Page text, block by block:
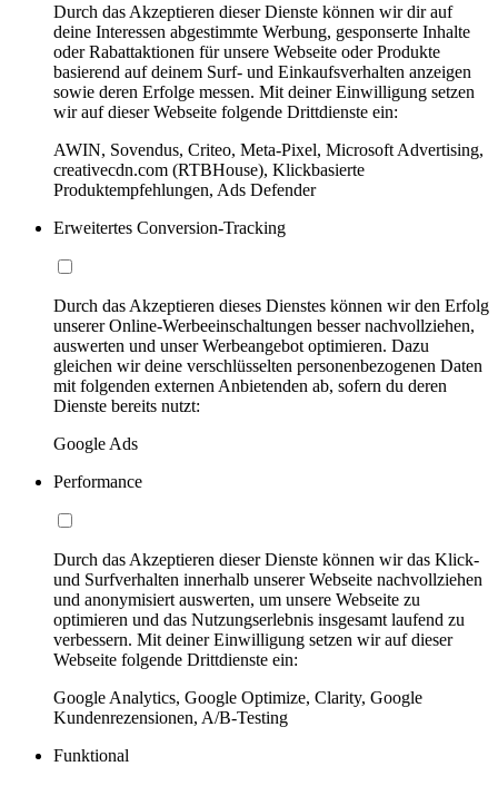
Durch das Akzeptieren dieser Dienste können wir dir auf
deine Interessen abgestimmte Werbung, gesponserte Inhalte
oder Rabattaktionen für unsere Webseite oder Produkte
basierend auf deinem Surf- und Einkaufsverhalten anzeigen
sowie deren Erfolge messen. Mit deiner Einwilligung setzen
wir auf dieser Webseite folgende Drittdienste ein:
AWIN, Sovendus, Criteo, Meta-Pixel, Microsoft Advertising,
creativecdn.com (RTBHouse), Klickbasierte
Produktempfehlungen, Ads Defender
Erweitertes Conversion-Tracking
Durch das Akzeptieren dieses Dienstes können wir den Erfolg
unserer Online-Werbeeinschaltungen besser nachvollziehen,
auswerten und unser Werbeangebot optimieren. Dazu
gleichen wir deine verschlüsselten personenbezogenen Daten
mit folgenden externen Anbietenden ab, sofern du deren
Dienste bereits nutzt:
Google Ads
Performance
Durch das Akzeptieren dieser Dienste können wir das Klick-
und Surfverhalten innerhalb unserer Webseite nachvollziehen
und anonymisiert auswerten, um unsere Webseite zu
optimieren und das Nutzungserlebnis insgesamt laufend zu
verbessern. Mit deiner Einwilligung setzen wir auf dieser
Webseite folgende Drittdienste ein:
Google Analytics, Google Optimize, Clarity, Google
Kundenrezensionen, A/B-Testing
Funktional